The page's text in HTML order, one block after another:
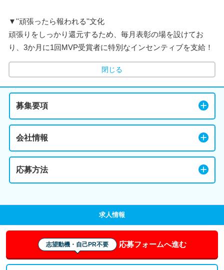
▼''頑張ったら報われる''文化
頑張りをしっかり還元するため、毎月表彰の場を設けてお
り、3か月に1回MVP受賞者に特別なインセンティブを支給！
閉じる
募集要項
会社情報
応募方法
求人情報
志望動機・自己PR不要 応募フォームへ進む